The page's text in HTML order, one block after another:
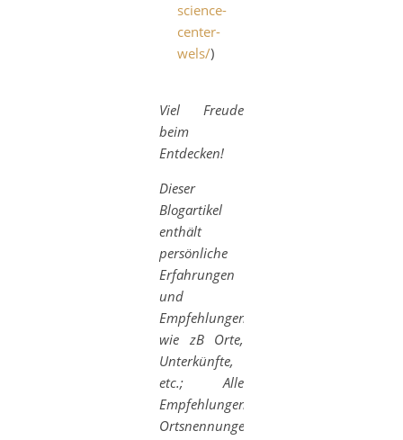
science-
center-
wels/)
Viel Freude
beim
Entdecken!
Dieser
Blogartikel
enthält
persönliche
Erfahrungen
und
Empfehlungen
wie zB Orte,
Unterkünfte,
etc.; Alle
Empfehlungen,
Ortsnennungen,